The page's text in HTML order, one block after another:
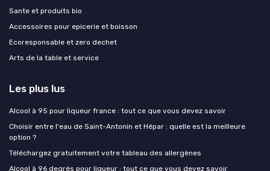
Sante et produits bio
Accessoires pour epicerie et boisson
Ecoresponsable et zero dechet
Arts de la table et service
Les plus lus
Alcool à 95 pour liqueur france : tout ce que vous devez savoir
Choisir entre l'eau de Saint-Antonin et Hépar : quelle est la meilleure
option ?
Téléchargez gratuitement votre tableau des allergènes
Alcool à 96 degrés pour liqueur : tout ce que vous devez savoir